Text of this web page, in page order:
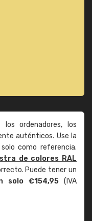
ordenadores, los
auténticos. Use la
como referencia.
de colores RAL
Puede tener un
solo €154,95 (IVA